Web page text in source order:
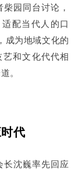
园同台讨论，
配当代人的口
成为地域文化的
和文化代代相
。
代
沈巍率先回应